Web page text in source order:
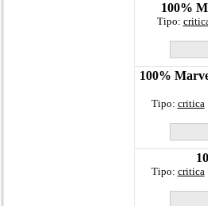
100%
Tipo:
100%
Tipo: critica
Tipo: critica